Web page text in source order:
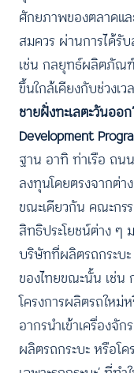
ศักยภาพของตลาดแ
สมควร ผ่านการได้รั
เช่น กลยุทธ์ผลิตภัณฑ์
ขึ้นใกล้เคียงกับช่วงเ
ชายฝั่งทะเลตะวันออก’
Development
ฐาน อาทิ ท่าเรือ ถน
ลงทุนโดยตรงจากต่า
ขณะเดียวกัน คณะกร
สิทธิประโยชน์ต่าง ๆ
บริษัทที่ผลิตรถกระบ
ของไทยขณะนั้น เช่น
โครงการผลิตรถใหม่
อากรนำเข้าเครื่องจั
ผลิตรถกระบะ หรือโ